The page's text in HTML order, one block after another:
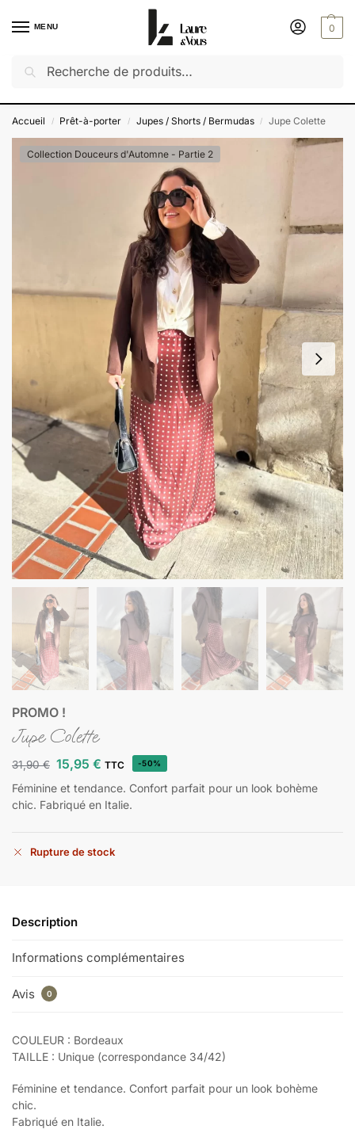
MENU 0
Découvrez notre dernière collection : Saveurs d'été
Accueil / Prêt-à-porter / Jupes / Shorts / Bermudas / Jupe Colette
Collection Douceurs d'Automne - Partie 2
PROMO !
Jupe Colette
31,90€ 15,95 € TTC -50%
Féminine et tendance. Confort parfait pour un look bohème
chic. Fabriqué en Italie.
Rupture de stock
Description
Informations complémentaires
Avis 0
COULEUR : Bordeaux
TAILLE : Unique (correspondance 34/42)
Féminine et tendance. Confort parfait pour un look bohème
chic.
Fabriqué en Italie.